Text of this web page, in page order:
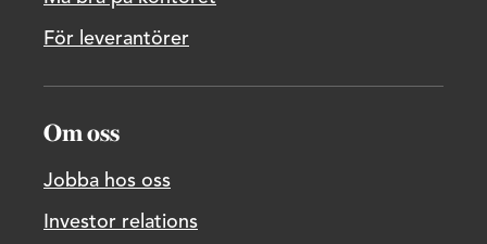
För leverantörer
Om oss
Jobba hos oss
Investor relations